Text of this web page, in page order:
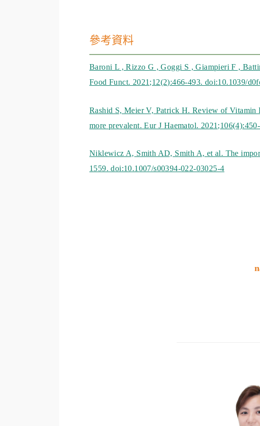
參考資料
Baroni L , Rizzo G , Goggi S , Giampieri F ,
Food Funct. 2021;12(2):466-493. doi:10.1039/
Rashid S, Meier V, Patrick H. Review of Vitamin
more prevalent. Eur J Haematol.
Niklewicz A, Smith AD, Smith A, et al. The
1559. doi:10.1007/s00394-022-03025-4